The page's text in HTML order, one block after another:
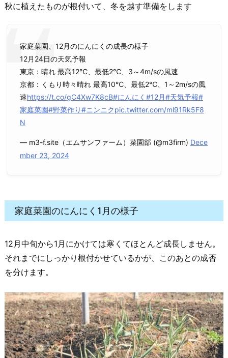
秋に植えたものが根付いて、冬を越す準備をします
家庭菜園、12月のにんにくの成長の様子
12月24日の天気予報
東京：晴れ 最高12℃、最低2℃、3～4m/sの風速
京都：くもり時々晴れ 最高10℃、最低2℃、1～2m/sの風
速https://t.co/gC4Xw7K8cB#にんにく #12月#天気予報#
家庭菜園#野菜作り#ニンニクpic.twitter.com/ml91Rk5F8
N
— m3-f.site（エムサンファーム）菜園部 (@m3firm) Dece
mber 23, 2024
家庭菜園のにんにく1月の様子
12月中旬から1月にかけては寒くてほとんど成長しません。
それまでにしっかり根付かせているかが、このあとの成否
を分けます。